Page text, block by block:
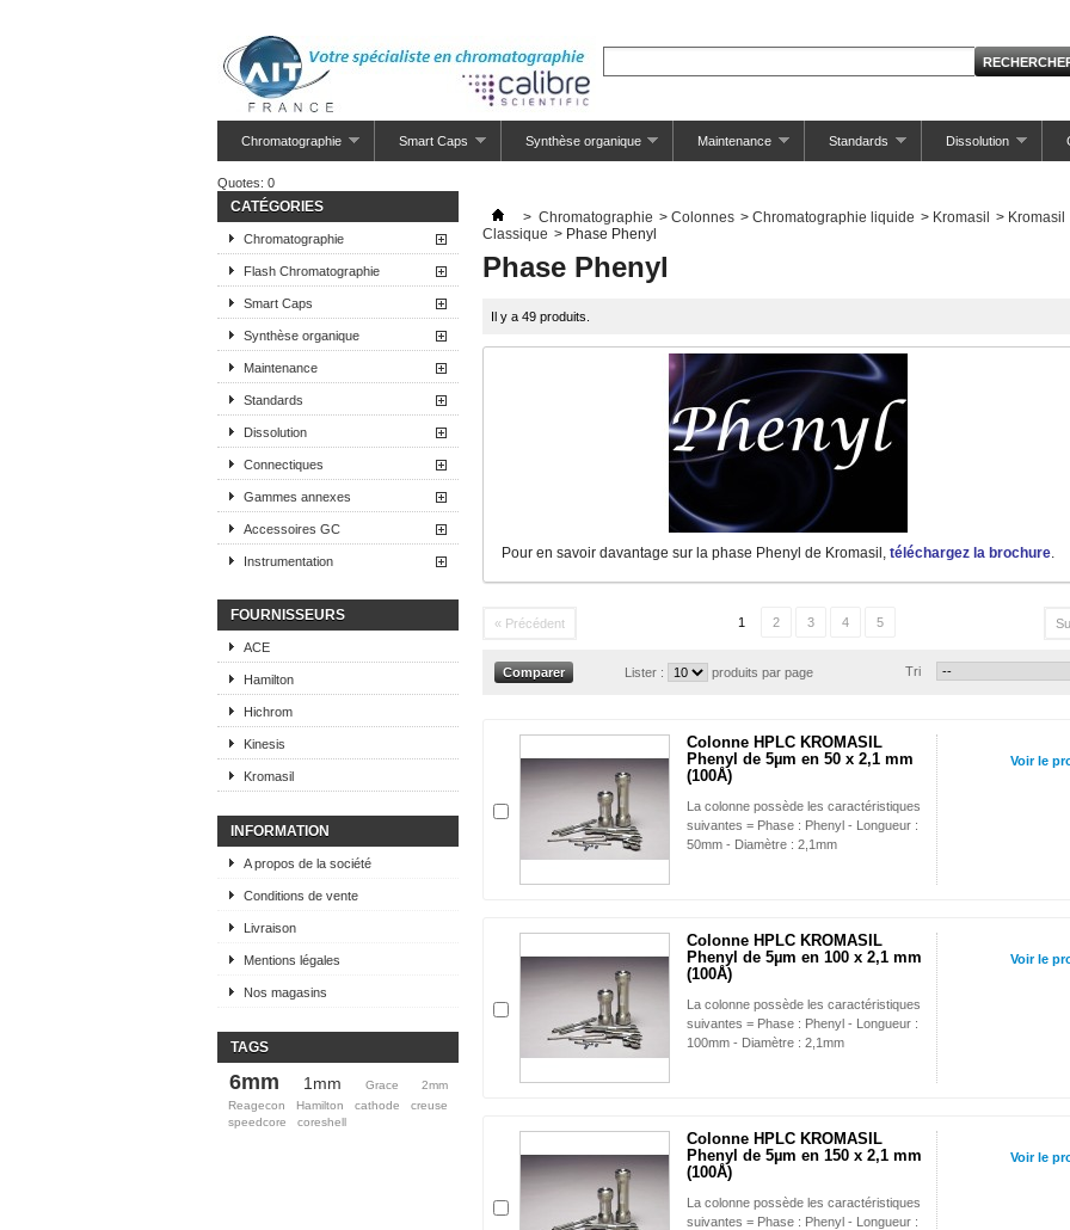
Chromatographie Smart Caps Synthèse organique Maintenance Standards Dissolution
Quotes: 0
CATÉGORIES
Chromatographie
Flash Chromatographie
Smart Caps
Synthèse organique
Maintenance
Standards
Dissolution
Connectiques
Gammes annexes
Accessoires GC
Instrumentation
FOURNISSEURS
ACE
Hamilton
Hichrom
Kinesis
Kromasil
INFORMATION
A propos de la société
Conditions de vente
Livraison
Mentions légales
Nos magasins
TAGS
6mm 1mm Grace
2mm
Reagecon
Hamilton cathode
creuse
speedcore
coreshell
> Chromatographie > Colonnes > Chromatographie liquide > Kromasil > Kromasil
Classique > Phase Phenyl
Phase Phenyl
Il y a 49 produits.
Pour en savoir davantage sur la phase Phenyl de Kromasil, téléchargez la brochure.
« Précédent 1 2 3 4 5
Tri
Lister : produits par page
Colonne HPLC KROMASIL
Phenyl de 5µm en 50 x 2,1 mm
(100Å)
La colonne possède les caractéristiques
suivantes = Phase : Phenyl - Longueur :
50mm - Diamètre : 2,1mm
Voir le
Colonne HPLC KROMASIL
Phenyl de 5µm en 100 x 2,1 mm
(100Å)
La colonne possède les caractéristiques
suivantes = Phase : Phenyl - Longueur :
100mm - Diamètre : 2,1mm
Voir le
Colonne HPLC KROMASIL
Phenyl de 5µm en 150 x 2,1 mm
(100Å)
La colonne possède les caractéristiques
suivantes = Phase : Phenyl - Longueur :
Voir le